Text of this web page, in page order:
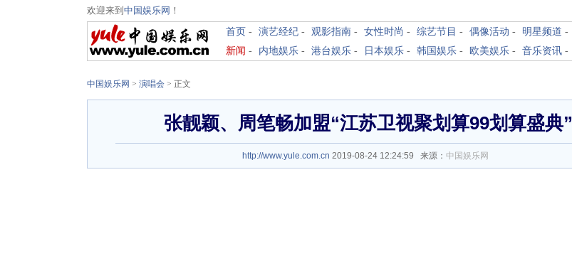
欢迎来到 中国娱乐网 ！
首页 - 演艺经纪 - 观影指南 - 女性时尚 - 综艺节目 - 偶像活动 - 明星频道 -
新闻 - 内地娱乐 - 港台娱乐 - 日本娱乐 - 韩国娱乐 - 欧美娱乐 - 音乐资讯 -
中国娱乐网 > 演唱会 > 正文
张靓颖、周笔畅加盟“江苏卫视聚划算99划算盛典”
http://www.yule.com.cn 2019-08-24 12:24:59 来源： 中国娱乐网